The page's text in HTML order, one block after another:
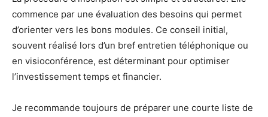
commence par une évaluation des besoins qui permet
d’orienter vers les bons modules. Ce conseil initial,
souvent réalisé lors d’un bref entretien téléphonique ou
en visioconférence, est déterminant pour optimiser
l’investissement temps et financier.
Je recommande toujours de préparer une courte liste de